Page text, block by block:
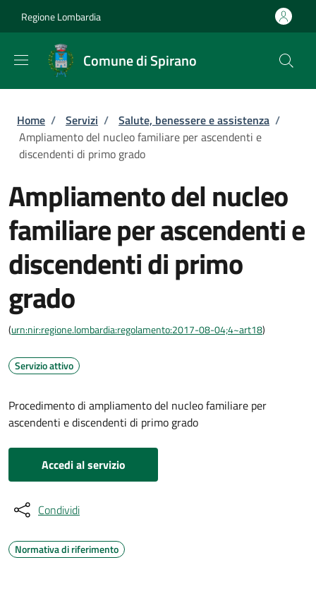
Regione Lombardia
Comune di Spirano
Briciole di pane
Home / Servizi / Salute, benessere e assistenza /
Ampliamento del nucleo familiare per ascendenti e
discendenti di primo grado
Ampliamento del nucleo
familiare per ascendenti e
discendenti di primo
grado
(urn:nir:regione.lombardia:regolamento:2017-08-04;4~art18)
Servizio attivo
Procedimento di ampliamento del nucleo familiare per
ascendenti e discendenti di primo grado
Accedi al servizio
Condividi
Normativa di riferimento